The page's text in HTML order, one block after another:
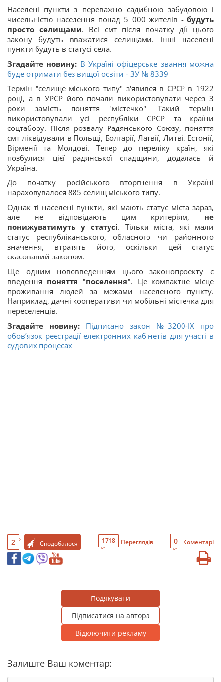
Населені пункти з переважно садибною забудовою і
чисельністю населення понад 5 000 жителів - будуть
просто селищами. Всі смт після початку дії цього
закону будуть вважатися селищами. Інші населені
пункти будуть в статусі села.
Згадайте новину: В Україні офіцерське звання можна
буде отримати без вищої освіти - ЗУ № 8339
Термін "селище міського типу" з'явився в СРСР в 1922
році, а в УРСР його почали використовувати через 3
роки замість поняття "містечко". Такий термін
використовували усі республіки СРСР та країни
соцтабору. Після розвалу Радянського Союзу, поняття
смт ліквідували в Польщі, Болгарії, Латвії, Литві, Естонії,
Вірменії та Молдові. Тепер до переліку країн, які
позбулися цієї радянської спадщини, додалась й
Україна.
До початку російського вторгнення в Україні
нараховувалося 885 селищ міського типу.
Однак ті населені пункти, які мають статус міста зараз,
але не відповідають цим критеріям, не
понижуватимуть у статусі. Тільки міста, які мали
статус республіканського, обласного чи районного
значення, втратять його, оскільки цей статус
скасований законом.
Ще одним нововведенням цього законопроекту є
введення поняття "поселення". Це компактне місце
проживання людей за межами населеного пункту.
Наприклад, дачні кооперативи чи мобільні містечка для
переселенців.
Згадайте новину: Підписано закон №3200-IX про
обов’язок реєстрації електронних кабінетів для участі в
судових процесах
2 Сподобалося 1718 Переглядів 0 Коментарі
Подякувати
Підписатися на автора
Відключити рекламу
Залиште Ваш коментар: